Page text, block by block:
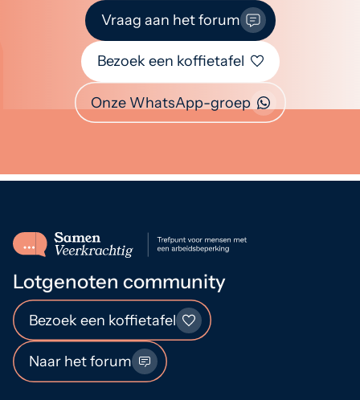
Vraag aan het forum
Bezoek een koffietafel
Onze WhatsApp-groep
Lotgenoten community
Bezoek een koffietafel
Naar het forum